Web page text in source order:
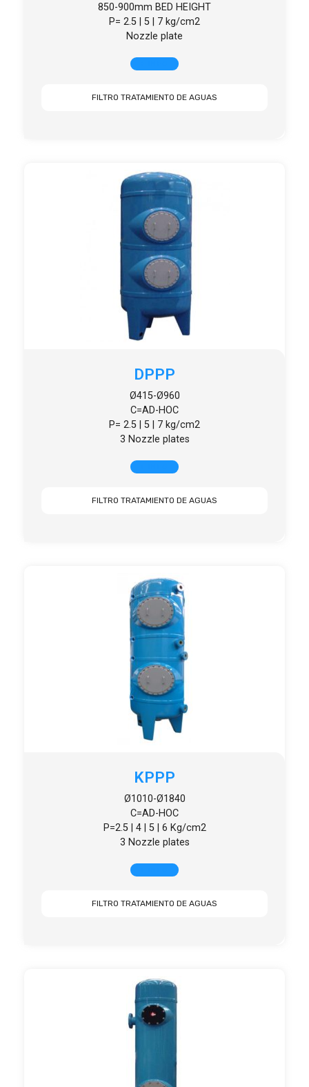
850-900mm BED HEIGHT
P= 2.5 | 5 | 7 kg/cm2
Nozzle plate
FILTRO TRATAMIENTO DE AGUAS
DPPP
Ø415-Ø960
C=AD-HOC
P= 2.5 | 5 | 7 kg/cm2
3 Nozzle plates
FILTRO TRATAMIENTO DE AGUAS
KPPP
Ø1010-Ø1840
C=AD-HOC
P=2.5 | 4 | 5 | 6 Kg/cm2
3 Nozzle plates
FILTRO TRATAMIENTO DE AGUAS